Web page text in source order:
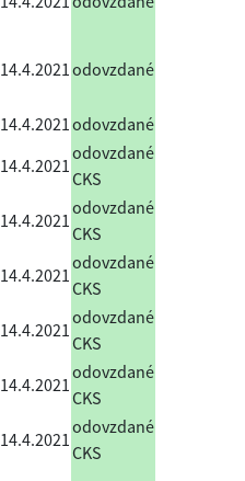
14.4.2021 odovzdané
14.4.2021 odovzdané
14.4.2021
odovzdané
CKS
14.4.2021
odovzdané
CKS
14.4.2021
odovzdané
CKS
14.4.2021
odovzdané
CKS
14.4.2021
odovzdané
CKS
14.4.2021
odovzdané
CKS